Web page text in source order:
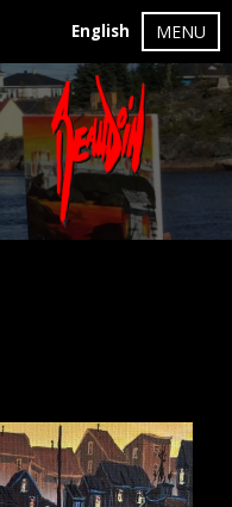
English MENU